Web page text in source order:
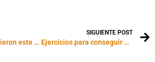
¿Por qué prohibieron este comercial de Hyundai?
SIGUIENTE POST
Ejercicios para conseguir glúteos de acero